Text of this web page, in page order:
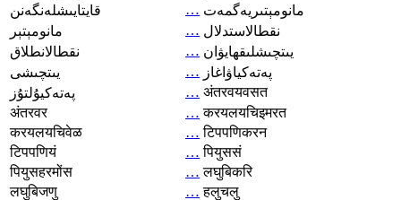
قايتايىشلەنگەنن
… مانومېتىريەگمەت
مانومېتېر
… نقطالاستدلال
نقطالانطلاق
… يىتچىشلىقھايۋان
يىتچىشى
… پەتەكياۋاغاز
پەتەكيۇلتۇز
… अंतरवयवसत
अंतरवर
… करयलयचिइमरत
करयलयचिवेळ
… टिपपणिकरन
टिपपणियं
… पियुससं
पियुसहरमोंस
… लघुबिकरि
लघुबिजणु
… हलुचलु